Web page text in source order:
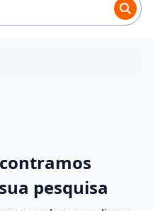
pesquisa